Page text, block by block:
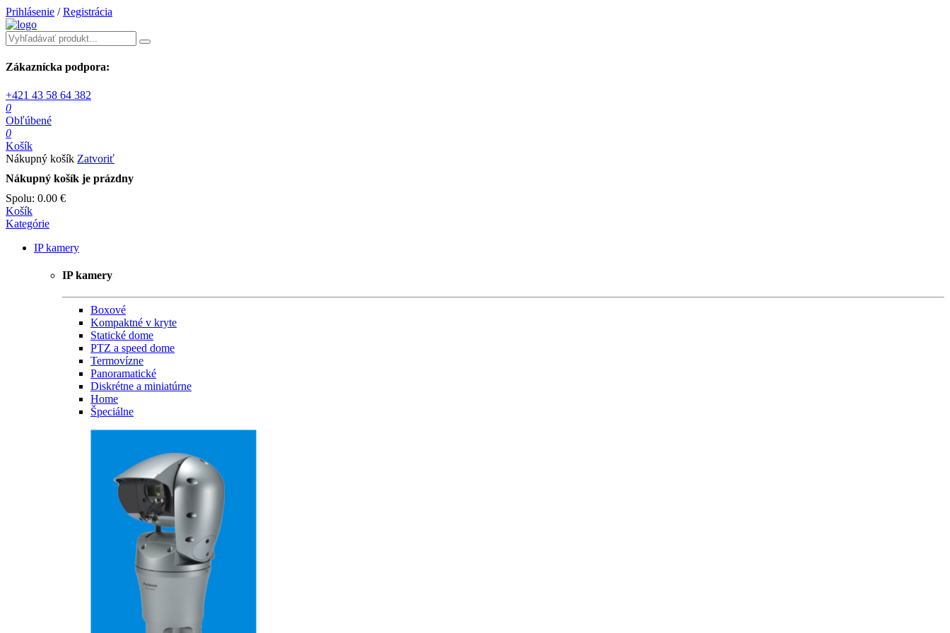
Prihlásenie / Registrácia
Zákaznícka podpora:
+421 43 58 64 382
0
Obľúbené
0
Košík
Nákupný košík Zatvoriť
Nákupný košík je prázdny
Spolu: 0.00 €
Košík
Kategórie
IP kamery
IP kamery
Boxové
Kompaktné v kryte
Statické dome
PTZ a speed dome
Termovízne
Panoramatické
Diskrétne a miniatúrne
Home
Špeciálne